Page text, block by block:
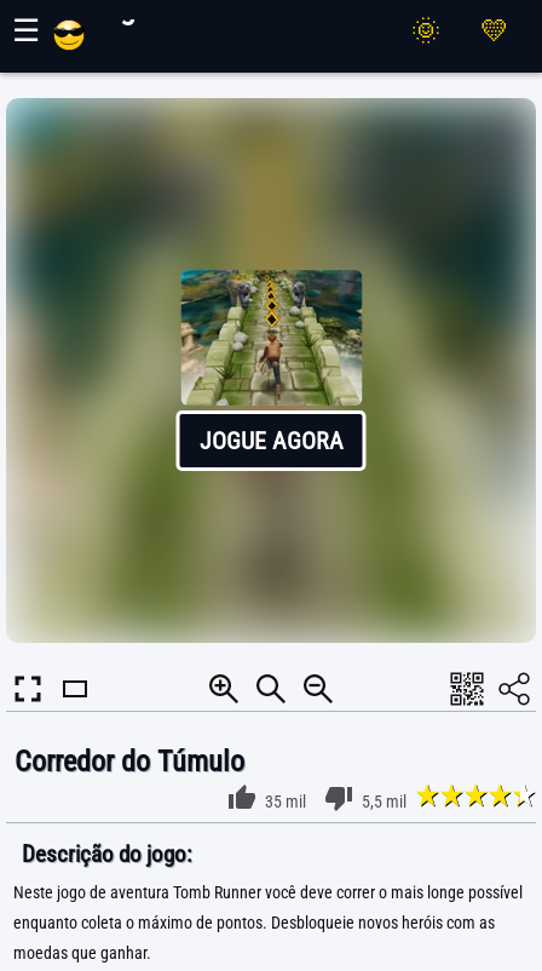
☰
JOGUE AGORA
Corredor do Túmulo
35 mil 5,5 mil
Descrição do jogo:
Neste jogo de aventura Tomb Runner você deve correr o mais longe possível
enquanto coleta o máximo de pontos. Desbloqueie novos heróis com as
moedas que ganhar.